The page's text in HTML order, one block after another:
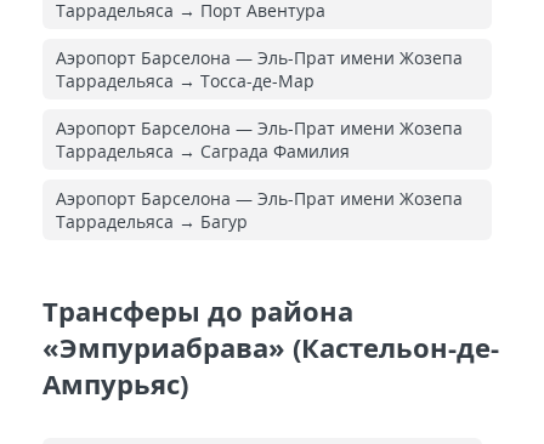
Таррадельяса → Порт Авентура
Аэропорт Барселона — Эль-Прат имени Жозепа
Таррадельяса → Тосса-де-Мар
Аэропорт Барселона — Эль-Прат имени Жозепа
Таррадельяса → Саграда Фамилия
Аэропорт Барселона — Эль-Прат имени Жозепа
Таррадельяса → Багур
Трансферы до района
«Эмпуриабрава» (Кастельон-де-
Ампурьяс)